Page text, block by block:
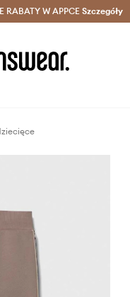
Dostawa nawet w 24h >
RABATY W APPCESzczegóły